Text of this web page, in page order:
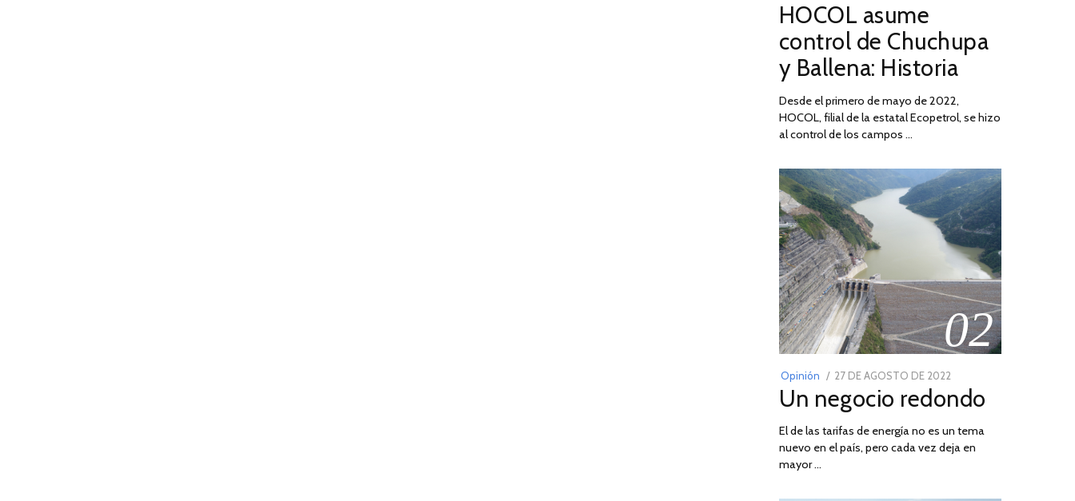
ON
DE
2026
HOCOL asume
control de Chuchupa
y Ballena: Historia
Desde el primero de mayo de 2022,
HOCOL, filial de la estatal Ecopetrol, se hizo
al control de los campos …
02
Opinión
POSTED
ON
27 DE AGOSTO DE 2022
DE
DE
2022
Un negocio redondo
El de las tarifas de energía no es un tema
nuevo en el país, pero cada vez deja en
mayor …